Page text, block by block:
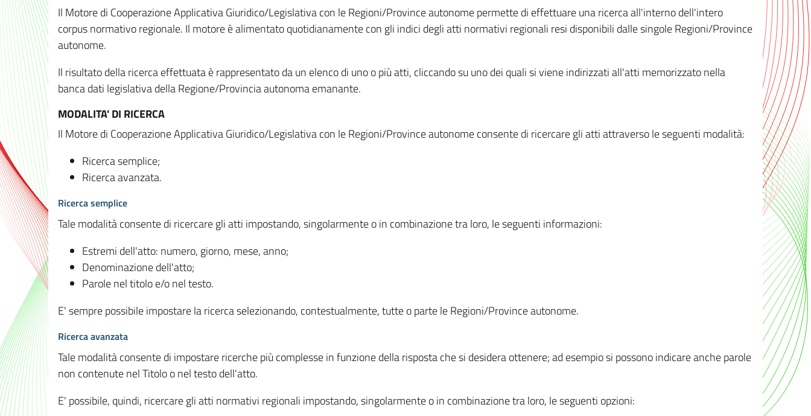
Il Motore di Cooperazione Applicativa Giuridico/Legislativa con le Regioni/Province autonome permette di effettuare una ricerca all'interno dell'intero
corpus normativo regionale. Il motore è alimentato quotidianamente con gli indici degli atti normativi regionali resi disponibili dalle singole Regioni/Province
autonome.
Il risultato della ricerca effettuata è rappresentato da un elenco di uno o più atti, cliccando su uno dei quali si viene indirizzati all'atti memorizzato nella
banca dati legislativa della Regione/Provincia autonoma emanante.
MODALITA' DI RICERCA
Il Motore di Cooperazione Applicativa Giuridico/Legislativa con le Regioni/Province autonome consente di ricercare gli atti attraverso le seguenti modalità:
Ricerca semplice;
Ricerca avanzata.
Ricerca semplice
Tale modalità consente di ricercare gli atti impostando, singolarmente o in combinazione tra loro, le seguenti informazioni:
Estremi dell'atto: numero, giorno, mese, anno;
Denominazione dell'atto;
Parole nel titolo e/o nel testo.
E' sempre possibile impostare la ricerca selezionando, contestualmente, tutte o parte le Regioni/Province autonome.
Ricerca avanzata
Tale modalità consente di impostare ricerche più complesse in funzione della risposta che si desidera ottenere; ad esempio si possono indicare anche parole
non contenute nel Titolo o nel testo dell'atto.
E' possibile, quindi, ricercare gli atti normativi regionali impostando, singolarmente o in combinazione tra loro, le seguenti opzioni: